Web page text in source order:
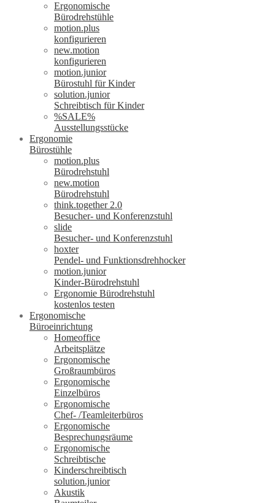
Ergonomische
Bürodrehstühle
motion.plus
konfigurieren
new.motion
konfigurieren
motion.junior
Bürostuhl für Kinder
solution.junior
Schreibtisch für Kinder
%SALE%
Ausstellungsstücke
Ergonomie
Bürostühle
motion.plus
Bürodrehstuhl
new.motion
Bürodrehstuhl
think.together 2.0
Besucher- und Konferenzstuhl
slide
Besucher- und Konferenzstuhl
hoxter
Pendel- und Funktionsdrehhocker
motion.junior
Kinder-Bürodrehstuhl
Ergonomie Bürodrehstuhl
kostenlos testen
Ergonomische
Büroeinrichtung
Homeoffice
Arbeitsplätze
Ergonomische
Großraumbüros
Ergonomische
Einzelbüros
Ergonomische
Chef- /Teamleiterbüros
Ergonomische
Besprechungsräume
Ergonomische
Schreibtische
Kinderschreibtisch
solution.junior
Akustik